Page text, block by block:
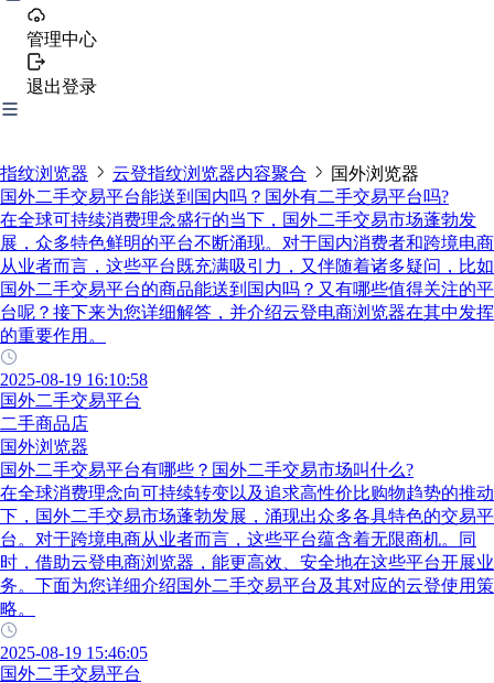
管理中心
退出登录
指纹浏览器 云登指纹浏览器内容聚合
国外浏览器
国外二手交易平台能送到国内吗？国外有二手交易平台吗?
在全球可持续消费理念盛行的当下，国外二手交易市场蓬勃发
展，众多特色鲜明的平台不断涌现。对于国内消费者和跨境电商
从业者而言，这些平台既充满吸引力，又伴随着诸多疑问，比如
国外二手交易平台的商品能送到国内吗？又有哪些值得关注的平
台呢？接下来为您详细解答，并介绍云登电商浏览器在其中发挥
的重要作用。
2025-08-19 16:10:58
国外二手交易平台
二手商品店
国外浏览器
国外二手交易平台有哪些？国外二手交易市场叫什么?
在全球消费理念向可持续转变以及追求高性价比购物趋势的推动
下，国外二手交易市场蓬勃发展，涌现出众多各具特色的交易平
台。对于跨境电商从业者而言，这些平台蕴含着无限商机。同
时，借助云登电商浏览器，能更高效、安全地在这些平台开展业
务。下面为您详细介绍国外二手交易平台及其对应的云登使用策
略。
2025-08-19 15:46:05
国外二手交易平台